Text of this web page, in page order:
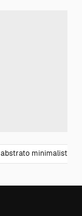
abstrato minimalista